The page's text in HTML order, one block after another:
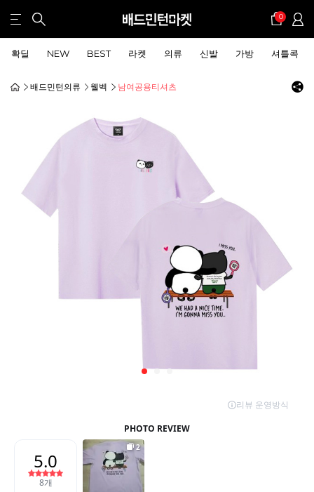
0
확딜 NEW BEST 라켓 의류 신발 가방 셔틀콕
배드민턴의류 웰벡 남여공용티셔츠